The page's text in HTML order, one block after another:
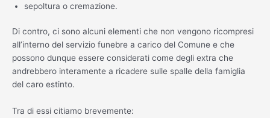
sepoltura o cremazione.
Di contro, ci sono alcuni elementi che non vengono ricompresi
all’interno del servizio funebre a carico del Comune e che
possono dunque essere considerati come degli extra che
andrebbero interamente a ricadere sulle spalle della famiglia
del caro estinto.
Tra di essi citiamo brevemente: